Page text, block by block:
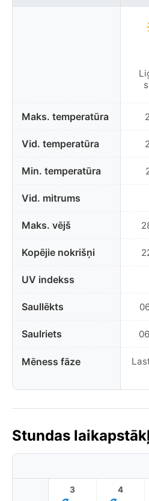
Maks. temperatūra
Vid. temperatūra
Min. temperatūra
Vid. mitrums
Maks. vējš
Kopējie nokrišņi
UV indekss
Saullēkts
Saulriets
Mēness fāze
Stundas
3 4